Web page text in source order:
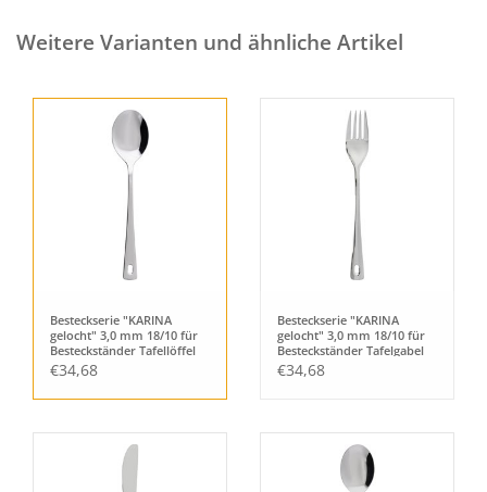
Weitere Varianten und ähnliche Artikel
Besteckserie "KARINA
gelocht" 3,0 mm 18/10 für
Besteckständer Tafellöffel
€34,68
Besteckserie "KARINA
gelocht" 3,0 mm 18/10 für
Besteckständer Tafelgabel
€34,68